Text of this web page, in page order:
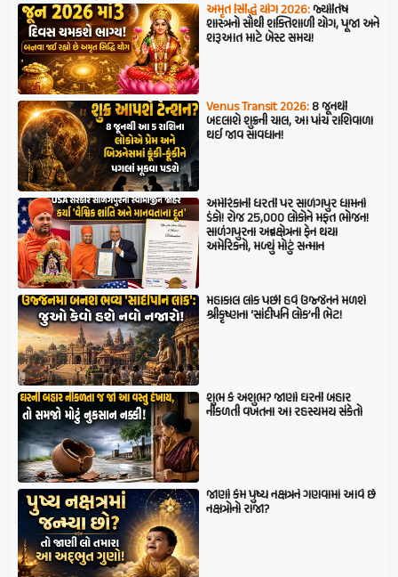
અમૃત સિદ્ધિ યોગ 2026:જ્યોતિષ
શાસ્ત્રનો સૌથી શક્તિશાળી યોગ, પૂજા અને
શરૂઆત માટે બેસ્ટ સમય!
Venus Transit 2026:8 જૂનથી
બદલાશે શુક્રની ચાલ, આ પાંચ રાશિવાળા
થઈ જાવ સાવધાન!
અમેરિકાની ધરતી પર સાળંગપુર ધામનો
ડંકો! રોજ 25,000 લોકોને મફત ભોજન!
સાળંગપુરના અન્નક્ષેત્રના ફેન થયા
અમેરિકનો, મળ્યું મોટું સન્માન
મહાકાલ લોક પછી હવે ઉજ્જૈનને મળશે
શ્રીકૃષ્ણના ‘સાંદીપનિ લોક’ની ભેટ!
શુભ કે અશુભ? જાણો ઘરની બહાર
નીકળતી વખતના આ રહસ્યમય સંકેતો
જાણો કેમ પુષ્ય નક્ષત્રને ગણવામાં આવે છે
નક્ષત્રોનો રાજા?